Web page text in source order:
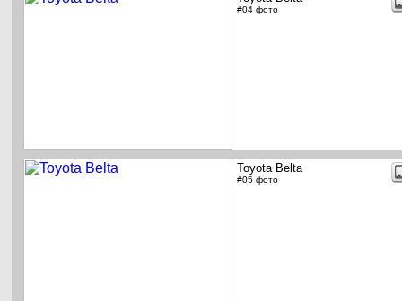
#04 фото
Toyota Belta
#05 фото